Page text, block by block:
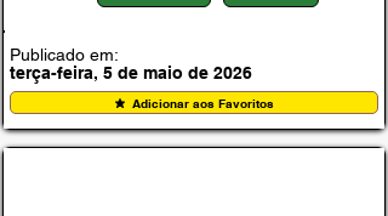
Publicado em:
terça-feira, 5 de maio de 2026
Adicionar aos Favoritos